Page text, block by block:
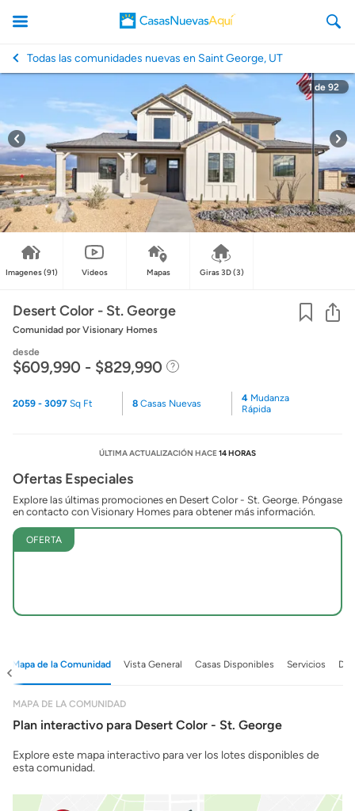
CasasNuevasAqui
Todas las comunidades nuevas en Saint George, UT
1 de 92
Imagenes(91) Videos Mapas Giras 3D(3)
Desert Color - St. George
Comunidad por Visionary Homes
desde
$609,990 - $829,990
2059 - 3097 Sq Ft 8Casas Nuevas 4 Mudanza
Rápida
ÚLTIMA ACTUALIZACIÓN HACE14 HORAS
Ofertas Especiales
Explore las últimas promociones en Desert Color - St. George. Póngase
en contacto con Visionary Homes para obtener más información.
OFERTA
Mapa de la Comunidad Vista General Casas Disponibles Servicios
MAPA DE LA COMUNIDAD
Plan interactivo para Desert Color - St. George
Explore este mapa interactivo para ver los lotes disponibles de
esta comunidad.